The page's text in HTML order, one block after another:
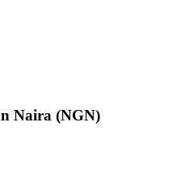
Naira (NGN)